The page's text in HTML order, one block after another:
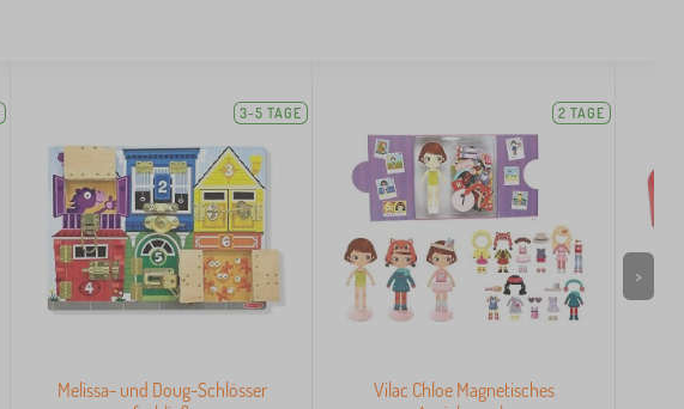
3-5 TAGE
Melissa- und Doug-Schlösser
2 TAGE
Vilac Chloe Magnetisches
>